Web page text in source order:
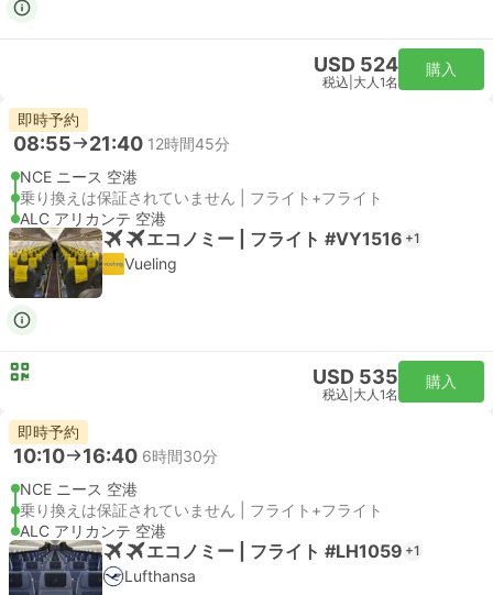
USD 524
税込 大人1名
購入
即時予約
08:55 21:40 12時間45分
NCE ニース 空港
乗り換えは保証されていません | フライト+フライト
ALC アリカンテ 空港
エコノミー | フライト #VY1516 +1
Vueling
USD 535
税込 大人1名
購入
即時予約
10:10 16:40 6時間30分
NCE ニース 空港
乗り換えは保証されていません | フライト+フライト
ALC アリカンテ 空港
エコノミー | フライト #LH1059 +1
Lufthansa